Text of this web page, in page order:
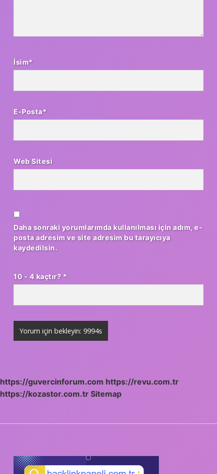
İsim*
E-Posta*
Web Sitesi
Daha sonraki yorumlarımda kullanılması için adım, e-
posta adresim ve site adresim bu tarayıcıya
kaydedilsin.
10 - 4 kaçtır? *
https://guvercinforum.com https://revu.com.tr
https://kozastor.com.tr Sitemap
SIDEBAR